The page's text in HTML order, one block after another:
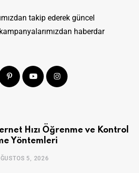
takip ederek güncel
haberdar
Hızı Öğrenme ve Kontrol
Yöntemleri
5, 2026